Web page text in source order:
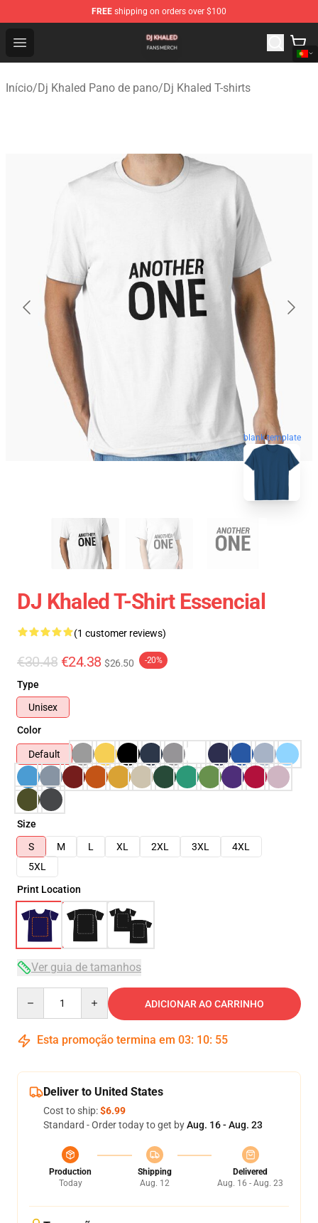
FREE shipping on orders over $100
Open menu
Dj Khaled Shop - Official Dj Khaled Merchandise Store
Início/Dj Khaled Pano de pano/Dj Khaled T-shirts
blank template
DJ Khaled T-Shirt Essencial
(1 customer reviews)
€30.48 €24.38 $26.50 -20%
Type
Unisex
Color
Default
Size
S
M L XL 2XL 3XL
4XL
5XL
Print Location
Ver guia de tamanhos
ADICIONAR AO CARRINHO
Esta promoção termina em 03: 10: 54
Deliver to United States
Cost to ship:$6.99
Standard - Order today to get byAug. 16 - Aug. 23
Production
Today
Shipping
Aug. 12
Delivered
Aug. 16 - Aug. 23